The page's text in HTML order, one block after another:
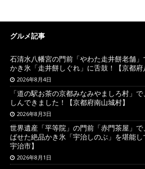
グルメ記事
石清水八幡宮の門前「やわた走井餅老舗
かき氷「走井餅しぐれ」に舌鼓！【京都府
2026年8月4日
「道の駅お茶の京都みなみやましろ村」
しんできました！【京都府南山城村】
2026年8月3日
世界遺産「平等院」の門前「赤門茶屋」
ばせた絶品かき氷「宇治しのぶ」を堪能
宇治市】
2026年8月1日